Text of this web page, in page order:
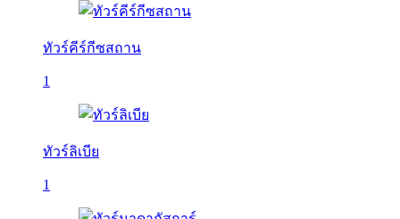
ทัวร์คีร์กีซสถาน
1
ทัวร์ลิเบีย
1